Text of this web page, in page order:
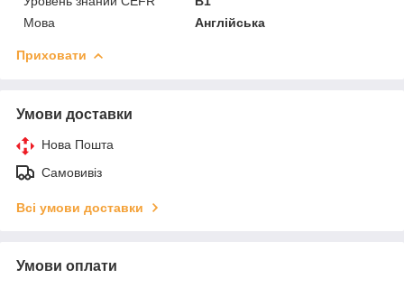
Мова
Англійська
Приховати
Умови доставки
Нова Пошта
Самовивіз
Всі умови доставки
Умови оплати